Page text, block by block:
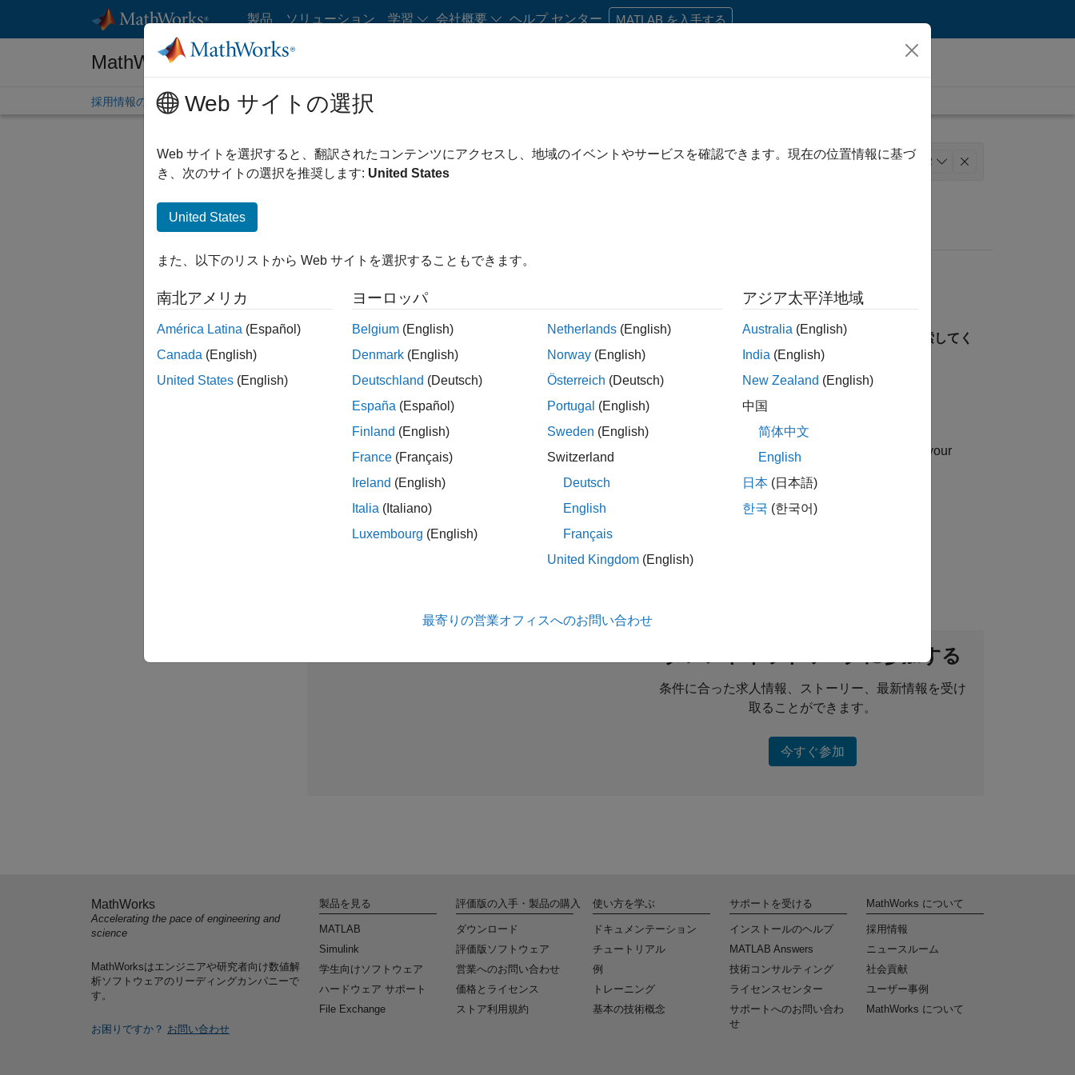
コンテンツへスキップ
製品 ソリューション 学習 会社概要 ヘルプ センター MATLAB を入手する
MathWorks 採用情報
採用情報の概要 求人検索 オフィス所在地 学生・キャリア初期の方
絞り込み条件 企業向けセールス 教育機関向けセールス インサイド セールス マーケティング コミュニケーション 2
一部の求人情報は翻訳されていません。ご希望の地域ですべての求人を見つけるには、所在地を指定して検索してく
ださい。
Sales Development Representative
Sales Development Representative
JP-Tokyo| インサイド セールス | 社会人採用
At MathWorks, you'll help shape tomorrow's innovations. We'll equip you with essential sales skills in your
first six months.
JP-Tokyo| 企業向けセールス | 社会人採用
As a Senior Sales Account Manager for the Automotive industry, you will sell engineering applications,
タレントネットワークに参加する
条件に合った求人情報、ストーリー、最新情報を受け
取ることができます。
今すぐ参加
Web サイトの選択
Web サイトを選択すると、翻訳されたコンテンツにアクセスし、地域のイベントやサービスを確認できます。現在の位置情報に基づ
き、次のサイトの選択を推奨します: United States
United States
また、以下のリストから Web サイトを選択することもできます。
南北アメリカ
América Latina (Español)
Canada (English)
United States (English)
ヨーロッパ
Belgium (English)
Denmark (English)
Deutschland (Deutsch)
España (Español)
Finland (English)
France (Français)
Ireland (English)
Italia (Italiano)
Luxembourg (English)
Netherlands (English)
Norway (English)
Österreich (Deutsch)
Portugal (English)
Sweden (English)
Switzerland
Deutsch
English
Français
United Kingdom (English)
アジア太平洋地域
Australia (English)
India (English)
New Zealand (English)
中国
简体中文
English
日本 (日本語)
한국 (한국어)
最寄りの営業オフィスへのお問い合わせ
MathWorks
Accelerating the pace of engineering and
science
MathWorksはエンジニアや研究者向け数値解
析ソフトウェアのリーディングカンパニーで
す。
お困りですか？ お問い合わせ
製品を見る
MATLAB
Simulink
学生向けソフトウェア
ハードウェア サポート
File Exchange
評価版の入手・製品の購入
ダウンロード
評価版ソフトウェア
営業へのお問い合わせ
価格とライセンス
ストア利用規約
使い方を学ぶ
ドキュメンテーション
チュートリアル
例
トレーニング
基本の技術概念
サポートを受ける
インストールのヘルプ
MATLAB Answers
技術コンサルティング
ライセンスセンター
サポートへのお問い合わ
せ
MathWorks について
採用情報
ニュースルーム
社会貢献
ユーザー事例
MathWorks について